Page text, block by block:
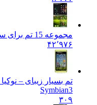
مجموعه 15 تم برای سیمبیان 3
۴۲٬۹۷۶
تم بسیار زیبای – نوکیا Symbian^3
Symbian3
۳۰۹